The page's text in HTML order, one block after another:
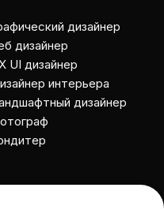
дизайнер
дизайнер
UI дизайнер
интерьера
дизайнер